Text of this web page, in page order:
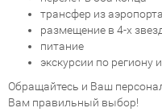
трансфер из аэропорта
размещение в 4-х
питание
экскурсии по региону
Обращайтесь и Ваш
Вам правильный выбор!